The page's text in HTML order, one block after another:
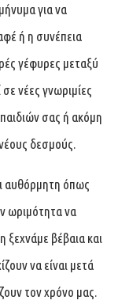
για να
ή η συνέπεια
γέφυρες μεταξύ
νέες γνωριμίες
σας ή ακόμη
δεσμούς.
αυθόρμητη όπως
ωριμότητα να
ξεχνάμε βέβαια και
να είναι μετά
τον χρόνο μας.